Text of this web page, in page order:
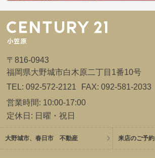
〒816-0943
福岡県大野城市白木原二丁目1番10号
TEL: 092-572-2121
FAX: 092-581-2033
営業時間: 10:00-17:00
定休日: 日曜・祝日
大野城市、春日市 不動産 来店のご予約